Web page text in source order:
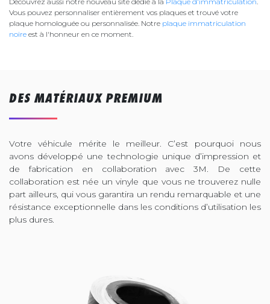
Vous pouvez personnaliser entièrement vos plaques et trouvé votre
plaque homologuée ou personnalisée. Notre plaque immatriculation
noire est à l'honneur en ce moment.
DES MATÉRIAUX PREMIUM
Votre véhicule mérite le meilleur. C’est pourquoi nous
avons développé une technologie unique d’impression et
de fabrication en collaboration avec 3M. De cette
collaboration est née un vinyle que vous ne trouverez nulle
part ailleurs, qui vous garantira un rendu remarquable et une
résistance exceptionnelle dans les conditions d’utilisation les
plus dures.